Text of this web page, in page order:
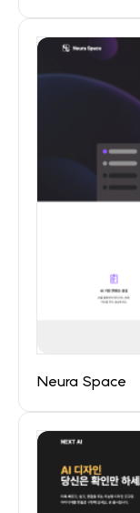
Neura Space